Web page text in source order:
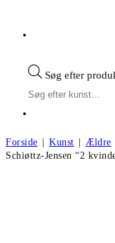
Søg efter
Forside | Kunst | Ældre
Schiøttz-Jensen “2